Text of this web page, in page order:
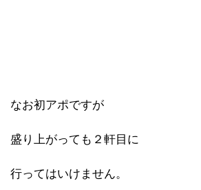
なお初アポですが
盛り上がっても２軒目に
行ってはいけません。